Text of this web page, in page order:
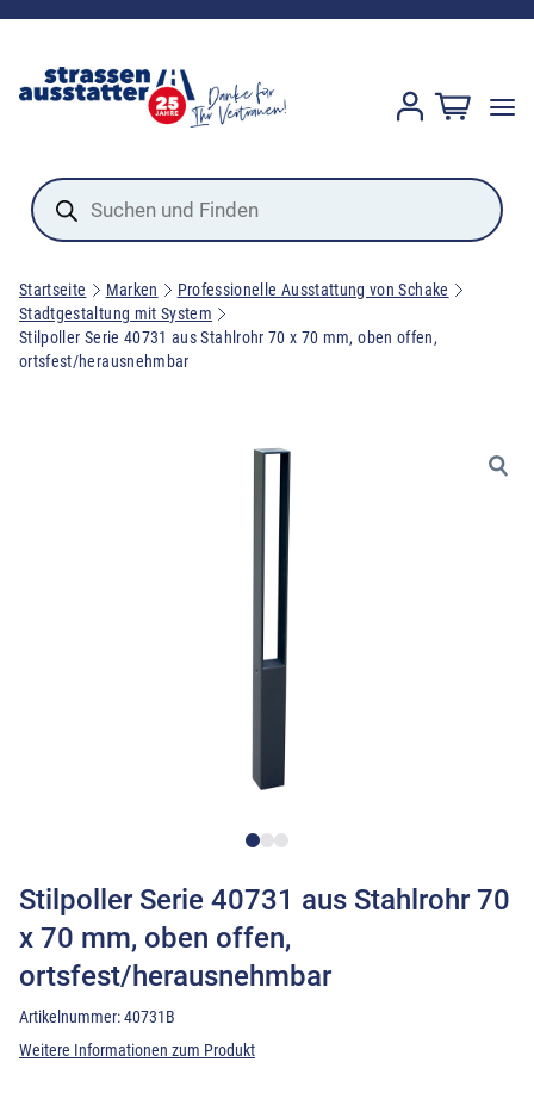
Products
search
Startseite Marken
Professionelle Ausstattung von Schake
Stadtgestaltung mit System
Stilpoller Serie 40731 aus Stahlrohr 70 x 70 mm, oben offen,
ortsfest/herausnehmbar
Stilpoller Serie 40731 aus Stahlrohr 70
x 70 mm, oben offen,
ortsfest/herausnehmbar
Artikelnummer:40731B
Weitere Informationen zum Produkt